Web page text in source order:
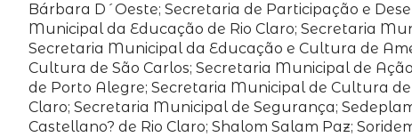
Bárbara D´Oeste; Secretaria de Participação e
Municipal da Educação de Rio Claro; Secretaria
Secretaria Municipal da Educação e Cultura de
Cultura de São Carlos; Secretaria Municipal de
de Porto Alegre; Secretaria Municipal de Cultura
Claro; Secretaria Municipal de Segurança;
Castellano? de Rio Claro; Shalom Salam Paz;